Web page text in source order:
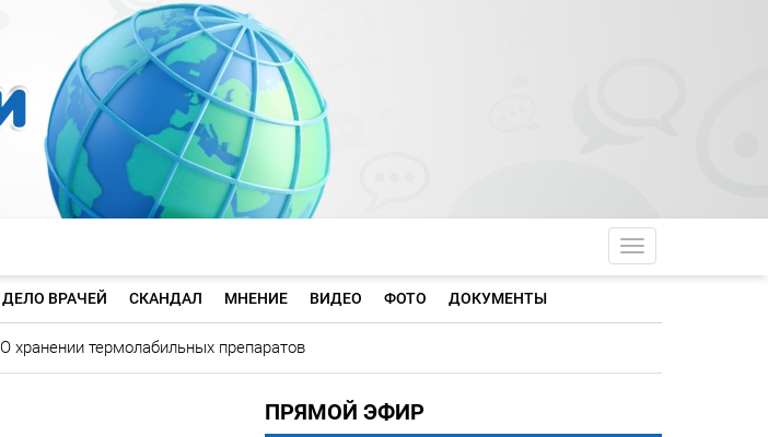
Toggle
ДЕЛО ВРАЧЕЙ СКАНДАЛ МНЕНИЕ ВИДЕО ФОТО ДОКУМЕНТЫ
О хранении термолабильных препаратов
ПРЯМОЙ ЭФИР